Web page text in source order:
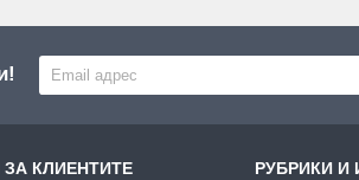
КЛИЕНТИТЕ РУБРИКИ И